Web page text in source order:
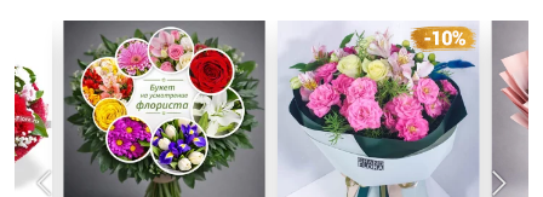
Все сделали в точности с нашим запросом! Букет
в варианте делюкс очень большой и цветы все
свежие, соответствуют фото! Спасибо за
доставку!!!
Карина
12.08.2023
Орск г.